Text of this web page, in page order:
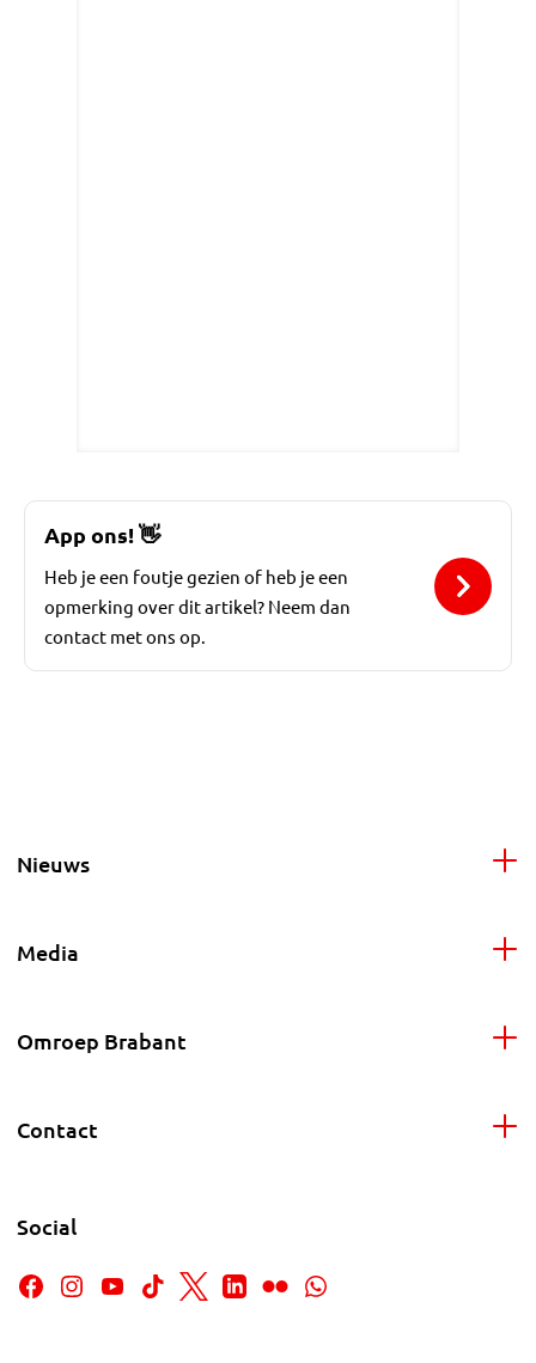
App ons!👋
Heb je een foutje gezien of heb je een
opmerking over dit artikel? Neem dan
contact met ons op.
Nieuws
Media
Omroep Brabant
Contact
Social